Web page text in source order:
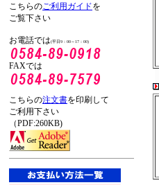
こちらのご利用ガイドを
ご覧下さい
お電話では(平日9：00～17：00)
FAXでは
こちらの注文書を印刷して
ご利用下さい
（PDF:260KB)